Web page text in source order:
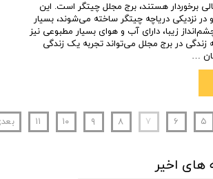
برخوردار هستند، برج مجلل چیتگر است. این
برج‌ها که در منطقه 22 و در نزدیکی دریاچه چیتگر ساخته می‌شوند، بسیار
زیبا، دارای آب و هوای بسیار مطبوعی نیز
زندگی در برج مجلل می‌تواند تجربه یک زندگی
…
۵ ۶ ۷ ۸ ۹ ۱۰ ۱۱
های اخیر